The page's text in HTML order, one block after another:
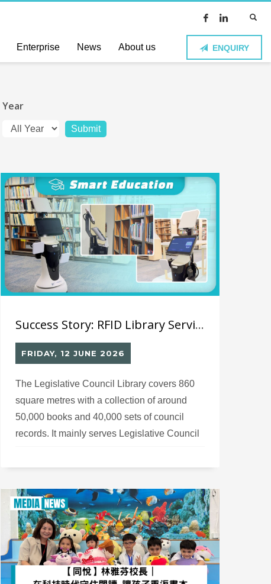
Enterprise News About us ENQUIRY
Year
Success Story: RFID Library Service Enhancement for Hong Kong Legislative Institution
FRIDAY, 12 JUNE 2026
The Legislative Council Library covers 860
square metres with a collection of around
50,000 books and 40,000 sets of council
records. It mainly serves Legislative Council
while also welcoming the public to visit and
renovation of the Legislative Council
Complex, the library space has been
completely refreshed and enhanced with an
RFID smart library solution to upgrade the
overall user experience.